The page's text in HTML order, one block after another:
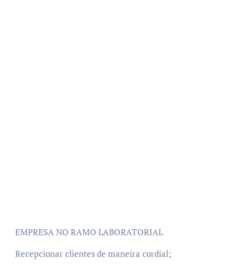
EMPRESA NO RAMO LABORATORIAL
Recepcionar clientes de maneira cordial;